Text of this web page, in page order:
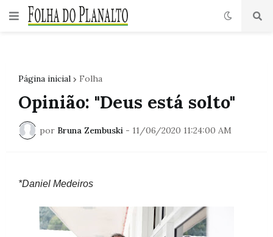
Página inicial Folha
Opinião: "Deus está solto"
por Bruna Zembuski - 11/06/2020 11:24:00 AM
*Daniel Medeiros